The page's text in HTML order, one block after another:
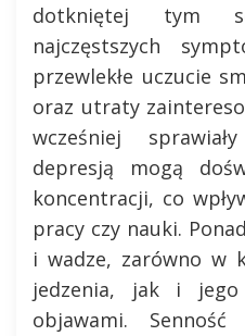
dotkniętej tym
najczęstszych
przewlekłe uczucie
oraz utraty
wcześniej
depresją mogą
koncentracji, co
pracy czy nauki.
i wadze, zarówno w
jedzenia, jak i
objawami.